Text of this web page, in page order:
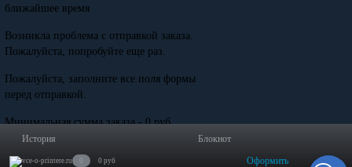
История Блокнот
0 0 руб Оформить
ближайшее время
Возникла проблема с отправкой заказа.
Пожалуйста, попробуйте еще раз.
Пожалуйста, заполните все поля формы
перед отправкой.
Минимальная сумма заказа - 0 руб.